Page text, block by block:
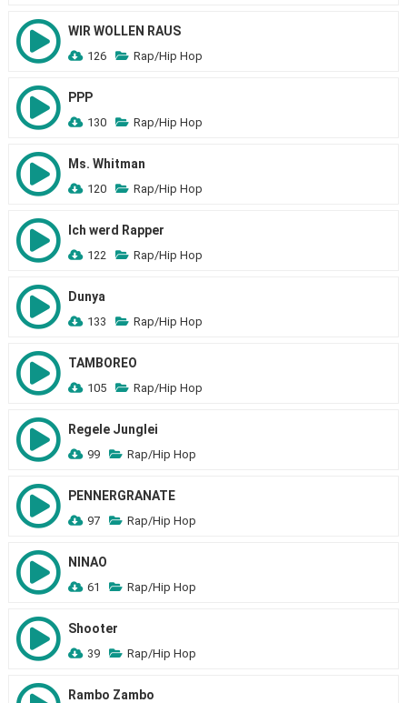
WIR WOLLEN RAUS
126 Rap/Hip Hop
PPP
130 Rap/Hip Hop
Ms. Whitman
120 Rap/Hip Hop
Ich werd Rapper
122 Rap/Hip Hop
Dunya
133 Rap/Hip Hop
TAMBOREO
105 Rap/Hip Hop
Regele Junglei
99 Rap/Hip Hop
PENNERGRANATE
97 Rap/Hip Hop
NINAO
61 Rap/Hip Hop
Shooter
39 Rap/Hip Hop
Rambo Zambo